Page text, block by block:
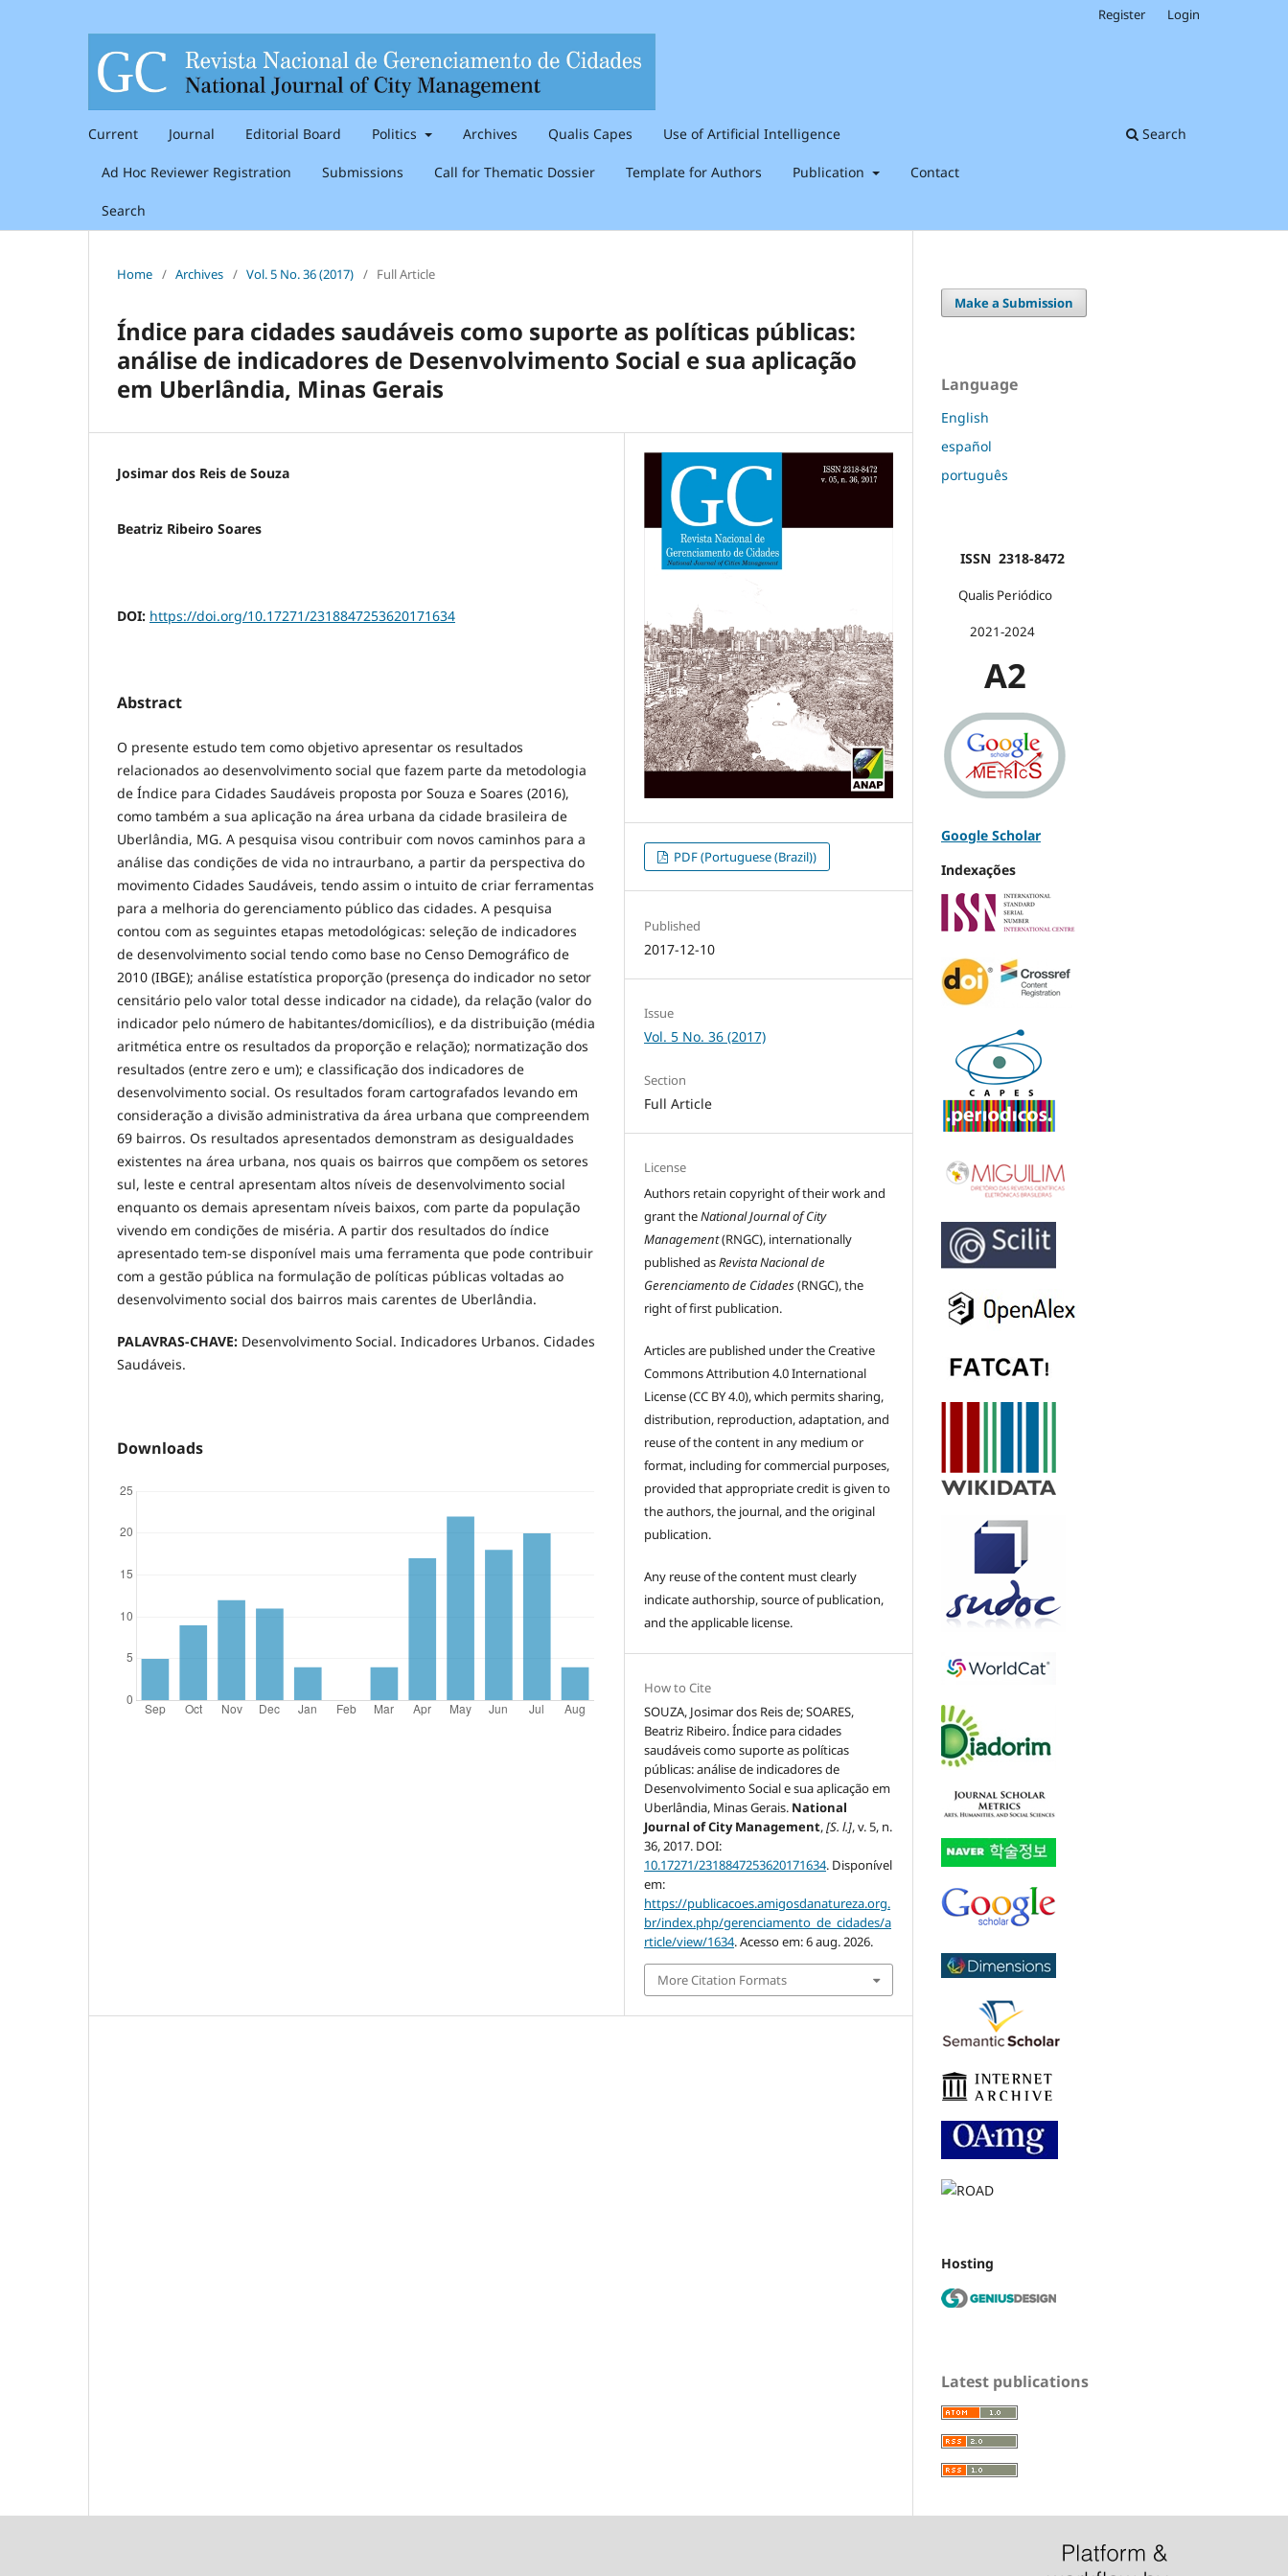
Current Journal Editorial Board Politics Archives Qualis Capes Use of Artificial Intelligence
Ad Hoc Reviewer Registration Submissions Call for Thematic Dossier Template for Authors Publication Contact
Search
Search
Register Login
Home / Archives / Vol. 5 No. 36 (2017) / Full Article
Índice para cidades saudáveis como suporte as políticas públicas:
análise de indicadores de Desenvolvimento Social e sua aplicação
em Uberlândia, Minas Gerais
Josimar dos Reis de Souza
Beatriz Ribeiro Soares
DOI: https://doi.org/10.17271/2318847253620171634
Abstract
O presente estudo tem como objetivo apresentar os resultados
relacionados ao desenvolvimento social que fazem parte da metodologia
de Índice para Cidades Saudáveis proposta por Souza e Soares (2016),
como também a sua aplicação na área urbana da cidade brasileira de
Uberlândia, MG. A pesquisa visou contribuir com novos caminhos para a
análise das condições de vida no intraurbano, a partir da perspectiva do
movimento Cidades Saudáveis, tendo assim o intuito de criar ferramentas
para a melhoria do gerenciamento público das cidades. A pesquisa
contou com as seguintes etapas metodológicas: seleção de indicadores
de desenvolvimento social tendo como base no Censo Demográfico de
2010 (IBGE); análise estatística proporção (presença do indicador no setor
censitário pelo valor total desse indicador na cidade), da relação (valor do
indicador pelo número de habitantes/domicílios), e da distribuição (média
aritmética entre os resultados da proporção e relação); normatização dos
resultados (entre zero e um); e classificação dos indicadores de
desenvolvimento social. Os resultados foram cartografados levando em
consideração a divisão administrativa da área urbana que compreendem
69 bairros. Os resultados apresentados demonstram as desigualdades
existentes na área urbana, nos quais os bairros que compõem os setores
sul, leste e central apresentam altos níveis de desenvolvimento social
enquanto os demais apresentam níveis baixos, com parte da população
vivendo em condições de miséria. A partir dos resultados do índice
apresentado tem-se disponível mais uma ferramenta que pode contribuir
com a gestão pública na formulação de políticas públicas voltadas ao
desenvolvimento social dos bairros mais carentes de Uberlândia.
PALAVRAS-CHAVE: Desenvolvimento Social. Indicadores Urbanos. Cidades
Saudáveis.
Downloads
PDF (Portuguese (Brazil))
Published
2017-12-10
Issue
Vol. 5 No. 36 (2017)
Section
Full Article
License
Authors retain copyright of their work and
grant theNational Journal of City
Management(RNGC), internationally
published asRevista Nacional de
Gerenciamento de Cidades(RNGC), the
right of first publication.
Articles are published under the Creative
Commons Attribution 4.0 International
License (CC BY 4.0), which permits sharing,
distribution, reproduction, adaptation, and
reuse of the content in any medium or
format, including for commercial purposes,
provided that appropriate credit is given to
the authors, the journal, and the original
publication.
Any reuse of the content must clearly
indicate authorship, source of publication,
and the applicable license.
How to Cite
SOUZA, Josimar dos Reis de; SOARES,
Beatriz Ribeiro. Índice para cidades
saudáveis como suporte as políticas
públicas: análise de indicadores de
Desenvolvimento Social e sua aplicação em
Uberlândia, Minas Gerais. National
Journal of City Management,[S. l.], v. 5, n.
36, 2017. DOI:
10.17271/2318847253620171634. Disponível
em:
https://publicacoes.amigosdanatureza.org.
br/index.php/gerenciamento_de_cidades/a
rticle/view/1634. Acesso em: 6 aug. 2026.
More Citation Formats
Make a Submission
Language
English
español
português
ISSN 2318-8472
Qualis Periódico
2021-2024
A2
Google Scholar
Indexações
Hosting
Latest publications